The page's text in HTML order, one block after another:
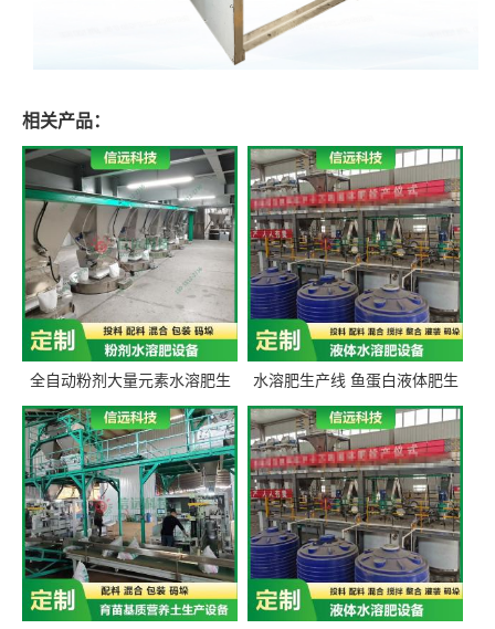
相关产品：
全自动粉剂大量元素水溶肥生
产设备 信远科技肥料生产设备
源头厂家
水溶肥生产线 鱼蛋白液体肥生
产设备 氨基酸液态肥全套设备